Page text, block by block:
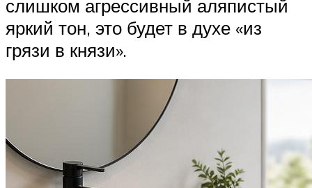
слишком агрессивный аляпистый
яркий тон, это будет в духе «из
грязи в князи».